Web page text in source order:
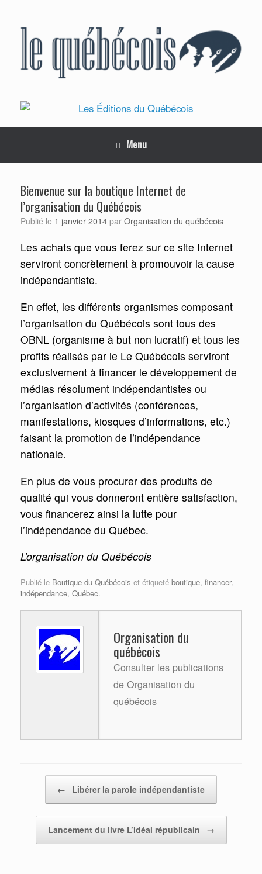
Menu
Bienvenue sur la boutique Internet de
l’organisation du Québécois
Publié le 1 janvier 2014 par Organisation du québécois
Les achats que vous ferez sur ce site Internet
serviront concrètement à promouvoir la cause
indépendantiste.
En effet, les différents organismes composant
l’organisation du Québécois sont tous des
OBNL (organisme à but non lucratif) et tous les
profits réalisés par le Le Québécois serviront
exclusivement à financer le développement de
médias résolument indépendantistes ou
l’organisation d’activités (conférences,
manifestations, kiosques d’informations, etc.)
faisant la promotion de l’indépendance
nationale.
En plus de vous procurer des produits de
qualité qui vous donneront entière satisfaction,
vous financerez ainsi la lutte pour
l’indépendance du Québec.
L’organisation du Québécois
Publié le Boutique du Québécois et étiqueté boutique, financer,
indépendance, Québec.
Organisation du
québécois
Consulter les publications
de Organisation du
québécois
← Libérer la parole indépendantiste
Lancement du livre L’idéal républicain →